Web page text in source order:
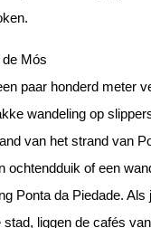
Mós
paar honderd meter
wandeling op
van het strand van
ochtendduik of een
Ponta da Piedade. Als
stad, liggen de cafés